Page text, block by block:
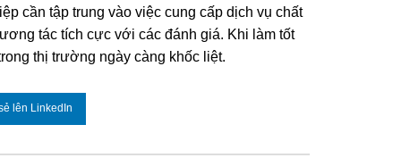
cần tập trung vào việc cung cấp dịch vụ chất
tác tích cực với các đánh giá. Khi làm tốt
thị trường ngày càng khốc liệt.
lên LinkedIn